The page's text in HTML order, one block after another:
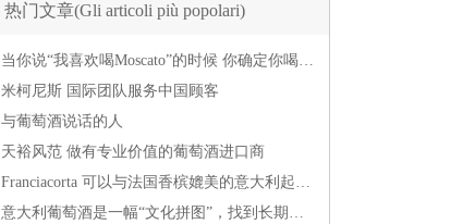
热门文章(Gli articoli più popolari)
当你说“我喜欢喝Moscato”的时候 你确定你喝的到底是什么吗？
米柯尼斯 国际团队服务中国顾客
与葡萄酒说话的人
天裕风范 做有专业价值的葡萄酒进口商
Franciacorta 可以与法国香槟媲美的意大利起泡酒
意大利葡萄酒是一幅“文化拼图”，找到长期合作伙伴最具挑战